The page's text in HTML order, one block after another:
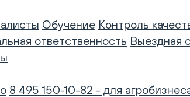
Обучение Контроль
ответственность Выездная
8 495 150-10-82 - для